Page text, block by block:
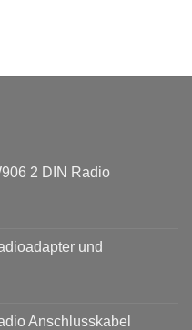
2 DIN Radio
und
Anschlusskabel